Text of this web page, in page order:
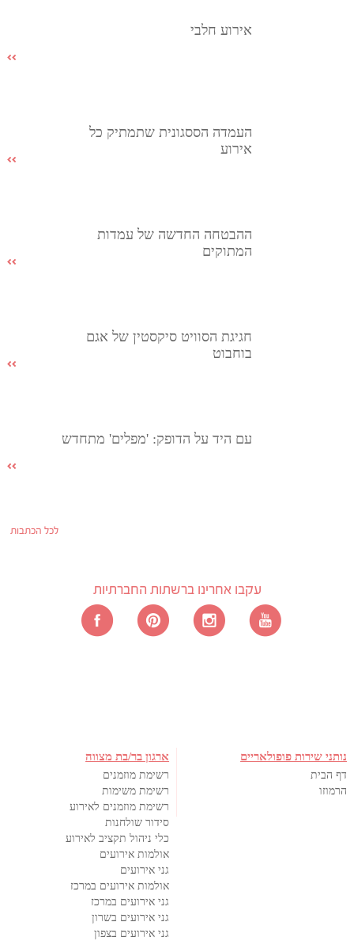
אירוע חלבי
העמדה הססגונית שתמתיק כל
אירוע
ההבטחה החדשה של עמדות
המתוקים
חגיגת הסוויט סיקסטין של אגם
בוחבוט
עם היד על הדופק: 'מפלים' מתחדש
לכל הכתבות
עקבו אחרינו ברשתות החברתיות
נותני שירות פופולאריים
דף הבית
הרמוזו
ארגון בר/בת מצווה
רשימת מוזמנים
רשימת משימות
רשימת מוזמנים לאירוע
סידור שולחנות
כלי ניהול תקציב לאירוע
אולמות אירועים
גני אירועים
אולמות אירועים במרכז
גני אירועים במרכז
גני אירועים בשרון
גני אירועים בצפון